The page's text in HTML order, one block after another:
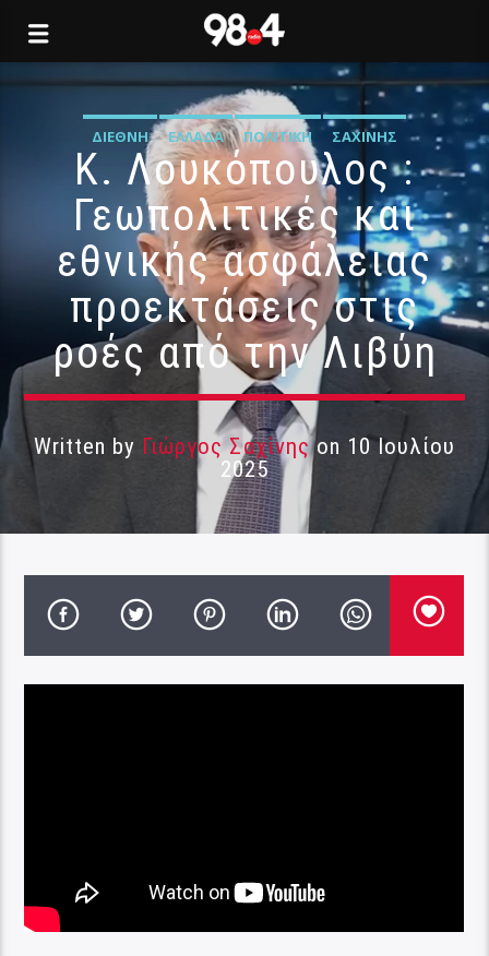
ΔΙΕΘΝΉ ΕΛΛΆΔΑ ΠΟΛΙΤΙΚΉ ΣΑΧΊΝΗΣ
Κ. Λουκόπουλος :
Γεωπολιτικές και
εθνικής ασφάλειας
προεκτάσεις στις
ροές από την Λιβύη
Written by Γιώργος Σαχίνηςon 10 Ιουλίου
2025